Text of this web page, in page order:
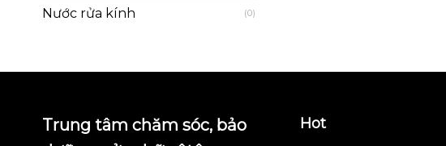
Nước rửa kính (0)
Trung tâm chăm sóc, bảo
Hot